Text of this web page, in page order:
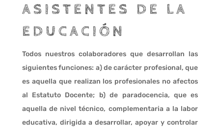
ASISTENTES DE LA
EDUCACIÓN
Todos nuestros colaboradores que desarrollan las
siguientes funciones: a) de carácter profesional, que
es aquella que realizan los profesionales no afectos
al Estatuto Docente; b) de paradocencia, que es
aquella de nivel técnico, complementaria a la labor
educativa, dirigida a desarrollar, apoyar y controlar